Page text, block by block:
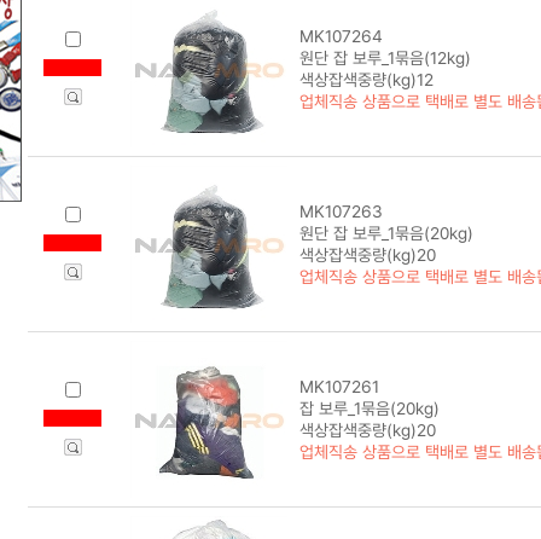
MK107264
원단 잡 보루_1묶음(12kg)
색상잡색중량(kg)12
업체직송 상품으로 택배로 별도 배송
MK107263
원단 잡 보루_1묶음(20kg)
색상잡색중량(kg)20
업체직송 상품으로 택배로 별도 배송
MK107261
잡 보루_1묶음(20kg)
색상잡색중량(kg)20
업체직송 상품으로 택배로 별도 배송